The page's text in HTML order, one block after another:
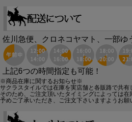
佐川急便、クロネコヤマト、一部ゆ
上記6つの時間指定も可能！
※商品在庫に関するお知らせ※
サクラスタイルでは在庫を実店舗と各販路で共有
そのため、ご注文頂いたタイミングによっては在
予めご了承いただき、ご注文下さいますようお願